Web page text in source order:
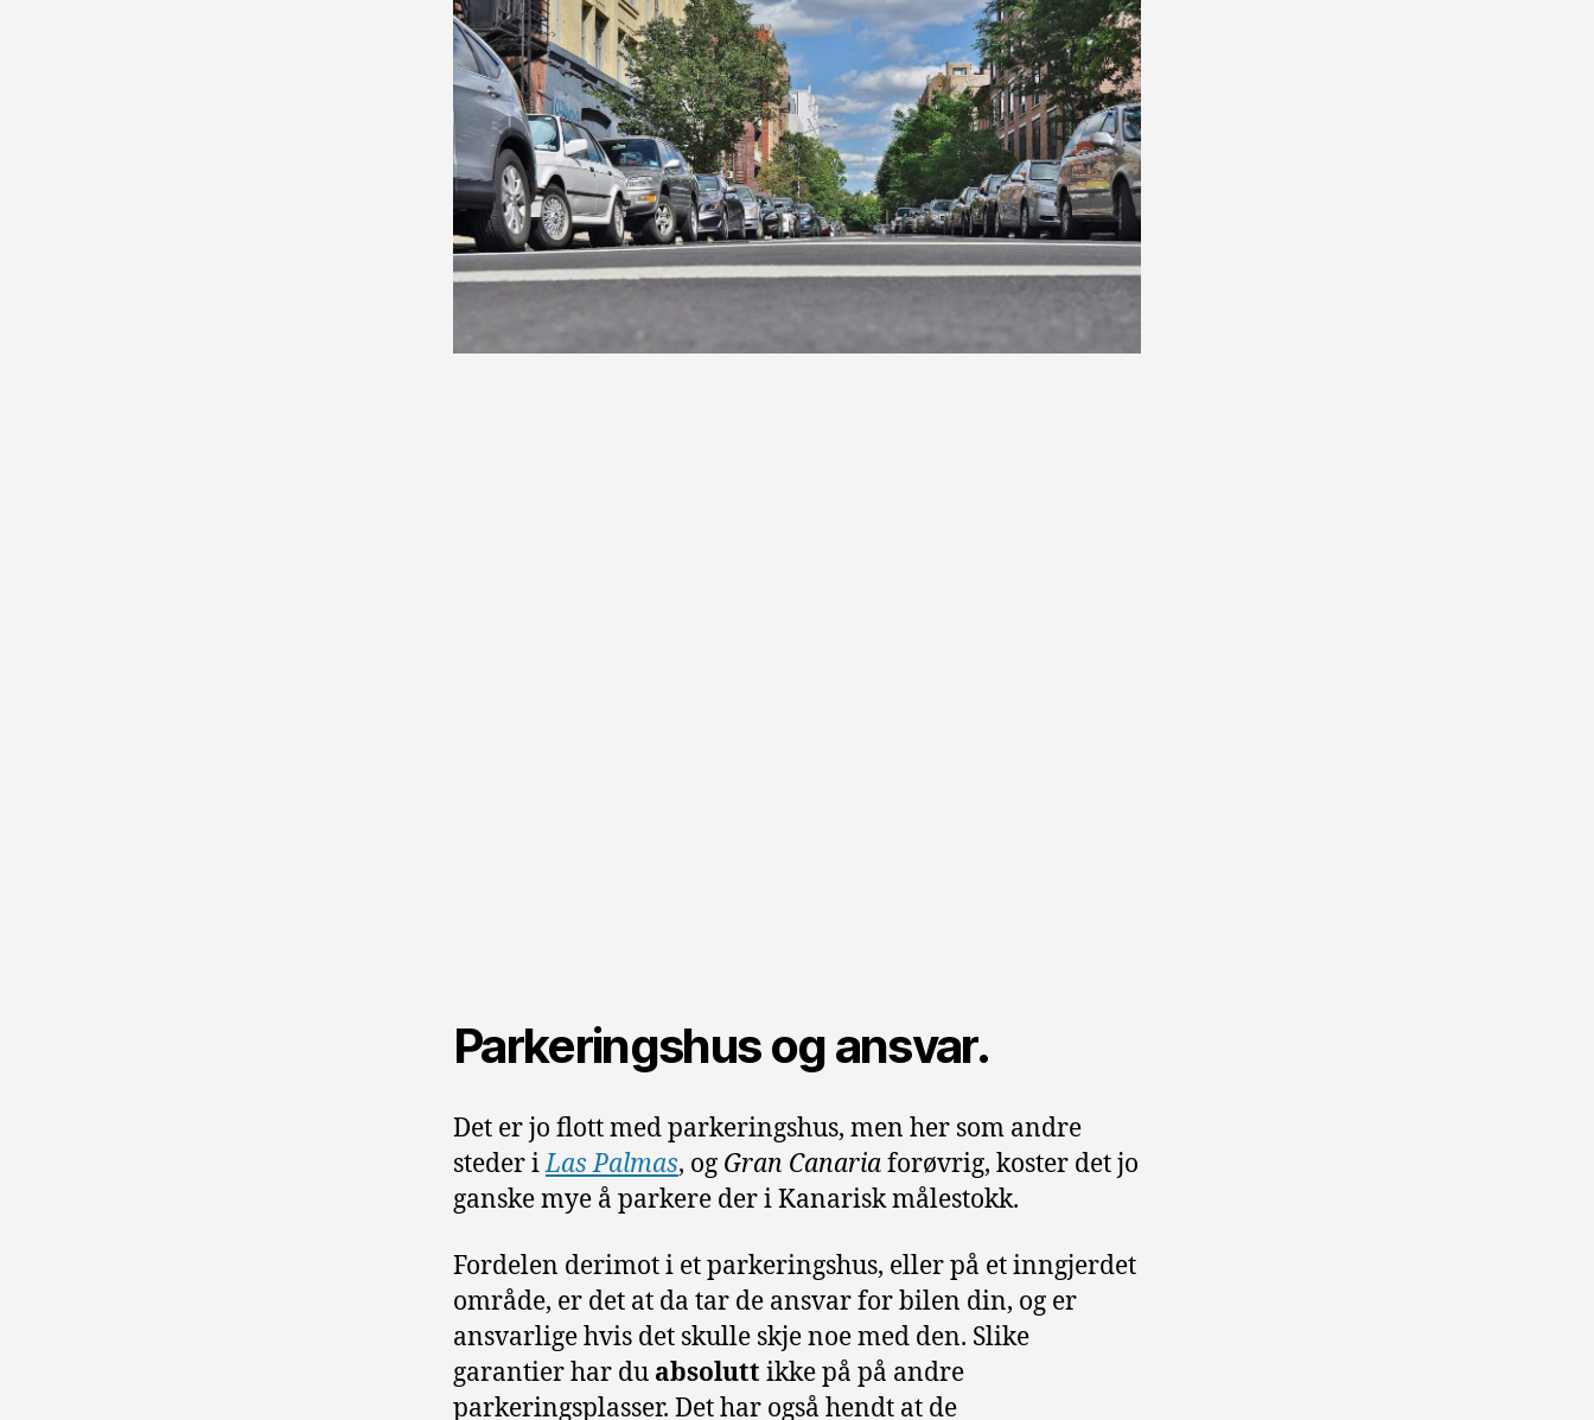
Parkeringshus og ansvar.
Det er jo flott med parkeringshus, men her som andre
steder iLas Palmas, og Gran Canariaforøvrig, koster det jo
ganske mye å parkere der i Kanarisk målestokk.
Fordelen derimot i et parkeringshus, eller på et inngjerdet
område, er det at da tar de ansvar for bilen din, og er
ansvarlige hvis det skulle skje noe med den. Slike
garantier har du absolutt ikke på på andre
parkeringsplasser. Det har også hendt at de